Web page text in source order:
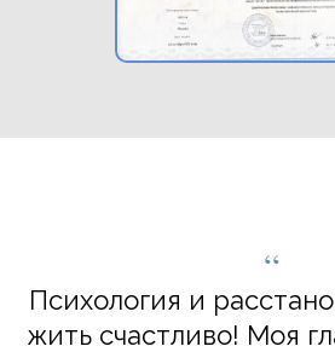
“
Психология и
жить счастливо! Моя